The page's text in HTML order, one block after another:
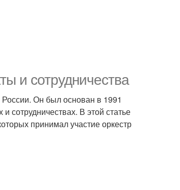
и сотрудничества
Он был основан в 1991
сотрудничествах. В этой статье
принимал участие оркестр